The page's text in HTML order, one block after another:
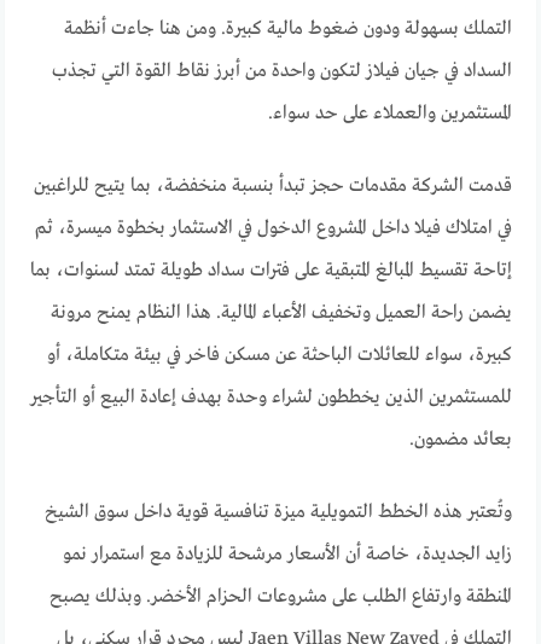
التملك بسهولة ودون ضغوط مالية كبيرة. ومن هنا جاءت أنظمة
السداد في جيان فيلاز لتكون واحدة من أبرز نقاط القوة التي تجذب
المستثمرين والعملاء على حد سواء.
قدمت الشركة مقدمات حجز تبدأ بنسبة منخفضة، بما يتيح للراغبين
في امتلاك فيلا داخل المشروع الدخول في الاستثمار بخطوة ميسرة، ثم
إتاحة تقسيط المبالغ المتبقية على فترات سداد طويلة تمتد لسنوات، بما
يضمن راحة العميل وتخفيف الأعباء المالية. هذا النظام يمنح مرونة
كبيرة، سواء للعائلات الباحثة عن مسكن فاخر في بيئة متكاملة، أو
للمستثمرين الذين يخططون لشراء وحدة بهدف إعادة البيع أو التأجير
بعائد مضمون.
وتُعتبر هذه الخطط التمويلية ميزة تنافسية قوية داخل سوق الشيخ
زايد الجديدة، خاصة أن الأسعار مرشحة للزيادة مع استمرار نمو
المنطقة وارتفاع الطلب على مشروعات الحزام الأخضر. وبذلك يصبح